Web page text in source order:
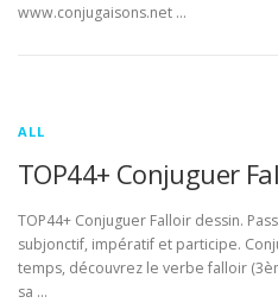
www.conjugaisons.net …
ALL
TOP44+ Conjuguer
TOP44+ Conjuguer Falloir dessin.
subjonctif, impératif et participe.
temps, découvrez le verbe falloir
sa …